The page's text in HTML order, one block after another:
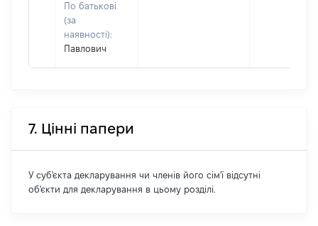
По батькові
(за
наявності):
Павлович
7. Цінні папери
У суб'єкта декларування чи членів його сім'ї відсутні
об'єкти для декларування в цьому розділі.